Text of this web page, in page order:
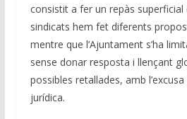
consistit a fer un repàs superficial
sindicats hem fet diferents
mentre que l’Ajuntament s’ha
sense donar resposta i llençant
possibles retallades, amb
jurídica.